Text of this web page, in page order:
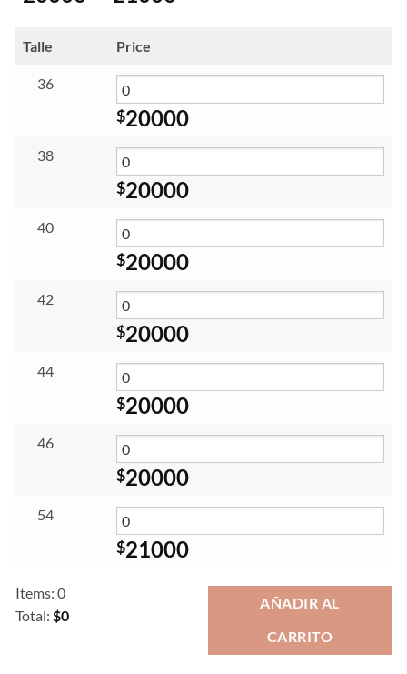
$20000
hasta
$21000
Talle Price
36
$20000
38
$20000
40
$20000
42
$20000
44
$20000
46
$20000
54
$21000
Items: 0
Total: $0
AÑADIR AL
CARRITO